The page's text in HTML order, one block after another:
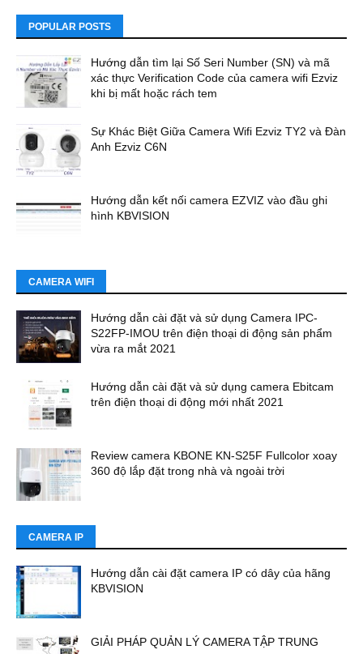
POPULAR POSTS
Hướng dẫn tìm lại Số Seri Number (SN) và mã
xác thực Verification Code của camera wifi Ezviz
khi bị mất hoặc rách tem
Sự Khác Biệt Giữa Camera Wifi Ezviz TY2 và Đàn
Anh Ezviz C6N
Hướng dẫn kết nối camera EZVIZ vào đầu ghi
hình KBVISION
CAMERA WIFI
Hướng dẫn cài đặt và sử dụng Camera IPC-
S22FP-IMOU trên điện thoại di động sản phẩm
vừa ra mắt 2021
Hướng dẫn cài đặt và sử dụng camera Ebitcam
trên điện thoại di động mới nhất 2021
Review camera KBONE KN-S25F Fullcolor xoay
360 độ lắp đặt trong nhà và ngoài trời
CAMERA IP
Hướng dẫn cài đặt camera IP có dây của hãng
KBVISION
GIẢI PHÁP QUẢN LÝ CAMERA TẬP TRUNG